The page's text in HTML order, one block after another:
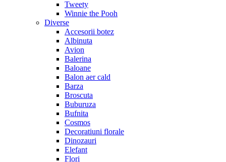
Tweety
Winnie the Pooh
Diverse
Accesorii botez
Albinuta
Avion
Balerina
Baloane
Balon aer cald
Barza
Broscuta
Buburuza
Bufnita
Cosmos
Decoratiuni florale
Dinozauri
Elefant
Flori